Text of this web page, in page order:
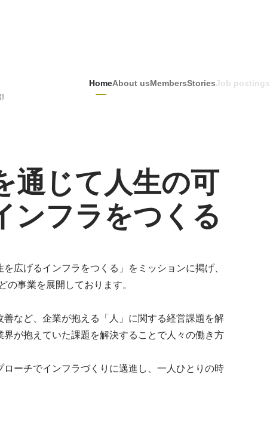
HomeAbout usMembersStoriesJob postings
通じて人生の可
ンフラをつくる
広げるインフラをつくる」をミッションに掲げ、
の事業を展開しております。
など、企業が抱える「人」に関する経営課題を解
が抱えていた課題を解決することで人々の働き方
ーチでインフラづくりに邁進し、一人ひとりの時